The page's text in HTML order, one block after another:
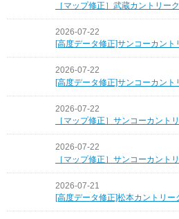
［マップ修正］武蔵カントリー
2026-07-22
[高度データ修正]サンコーカント
2026-07-22
[高度データ修正]サンコーカント
2026-07-22
［マップ修正］サンコーカント
2026-07-22
［マップ修正］サンコーカント
2026-07-21
[高度データ修正]松本カントリー